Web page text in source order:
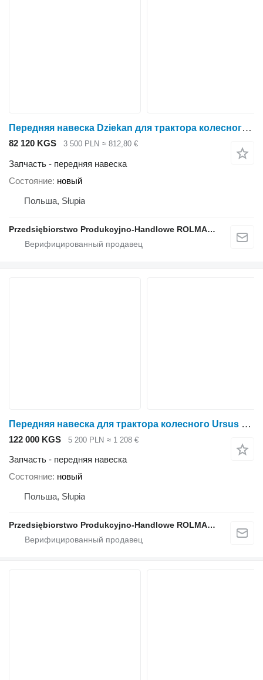
Передняя навеска Dziekan для трактора колесного Ursus C-4011, C-355 ,C-360
82 120 KGS 3 500 PLN ≈ 812,80 €
Запчасть - передняя навеска
Состояние новый
Польша, Słupia
Przedsiębiorstwo Produkcyjno-Handlowe ROLMAPOL Marcin Dziekan
Передняя навеска для трактора колесного Ursus C-4011 C-355 C-360
122 000 KGS 5 200 PLN ≈ 1 208 €
Запчасть - передняя навеска
Состояние новый
Польша, Słupia
Przedsiębiorstwo Produkcyjno-Handlowe ROLMAPOL Marcin Dziekan